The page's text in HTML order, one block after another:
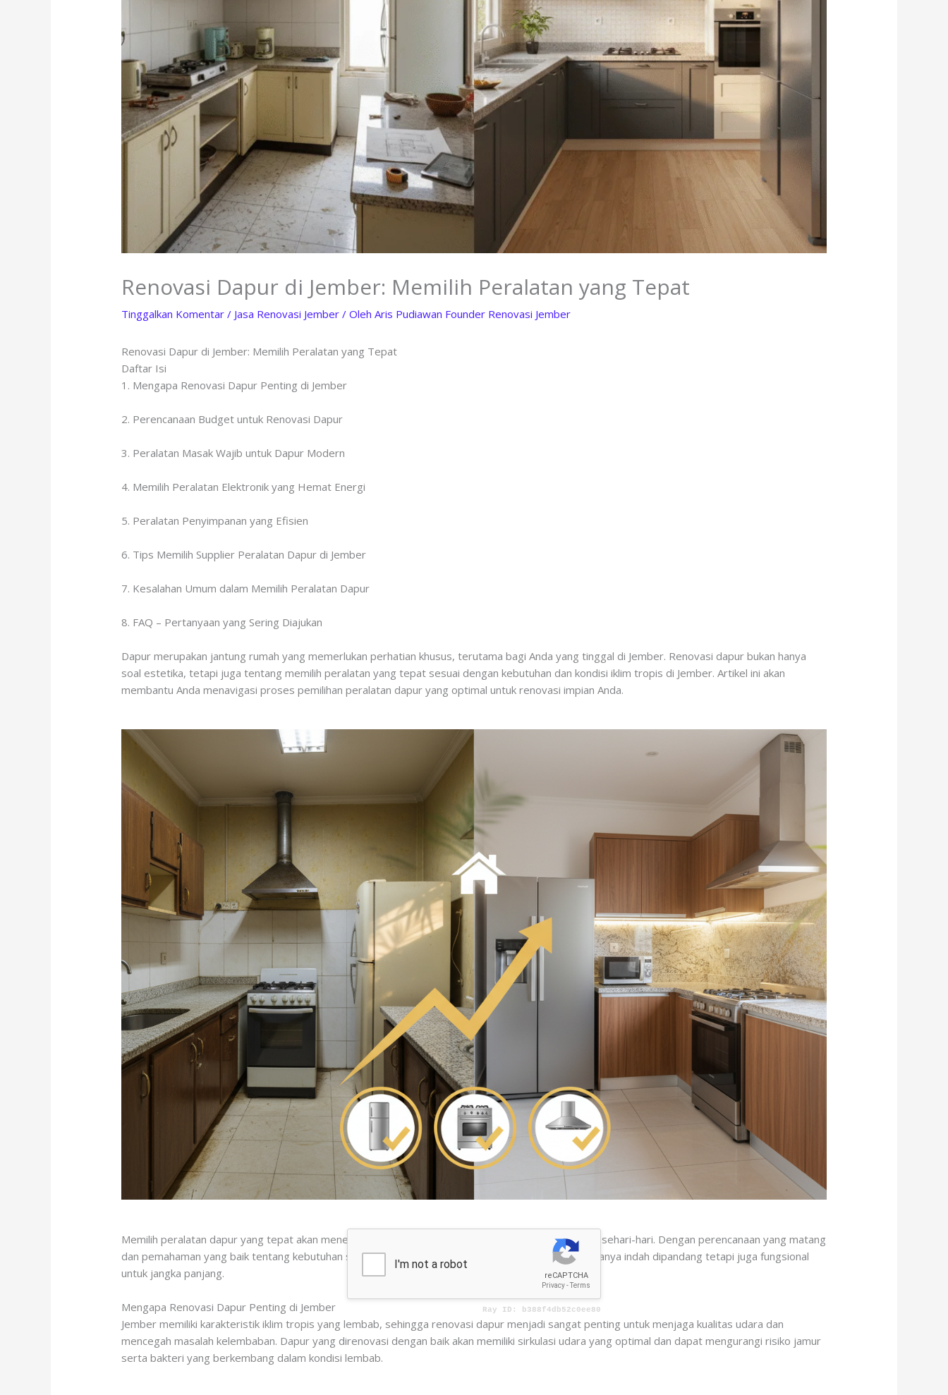
Renovasi Dapur di Jember: Memilih Peralatan yang Tepat
Tinggalkan Komentar / Jasa Renovasi Jember / OlehAris Pudiawan Founder Renovasi Jember
Renovasi Dapur di Jember: Memilih Peralatan yang Tepat
Daftar Isi
1. Mengapa Renovasi Dapur Penting di Jember
2. Perencanaan Budget untuk Renovasi Dapur
3. Peralatan Masak Wajib untuk Dapur Modern
4. Memilih Peralatan Elektronik yang Hemat Energi
5. Peralatan Penyimpanan yang Efisien
6. Tips Memilih Supplier Peralatan Dapur di Jember
7. Kesalahan Umum dalam Memilih Peralatan Dapur
8. FAQ – Pertanyaan yang Sering Diajukan
Dapur merupakan jantung rumah yang memerlukan perhatian khusus, terutama bagi Anda yang tinggal di Jember. Renovasi dapur bukan hanya
soal estetika, tetapi juga tentang memilih peralatan yang tepat sesuai dengan kebutuhan dan kondisi iklim tropis di Jember. Artikel ini akan
membantu Anda menavigasi proses pemilihan peralatan dapur yang optimal untuk renovasi impian Anda.
Memilih peralatan dapur yang tepat akan menentukan kenyamanan dan efisiensi aktivitas memasak sehari-hari. Dengan perencanaan yang matang
dan pemahaman yang baik tentang kebutuhan spesifik, Anda dapat menciptakan dapur yang tidak hanya indah dipandang tetapi juga fungsional
untuk jangka panjang.
Mengapa Renovasi Dapur Penting di Jember
Jember memiliki karakteristik iklim tropis yang lembab, sehingga renovasi dapur menjadi sangat penting untuk menjaga kualitas udara dan
mencegah masalah kelembaban. Dapur yang direnovasi dengan baik akan memiliki sirkulasi udara yang optimal dan dapat mengurangi risiko jamur
serta bakteri yang berkembang dalam kondisi lembab.